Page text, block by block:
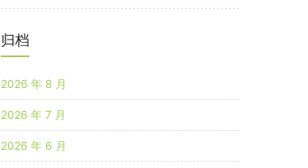
归档
2026 年 8 月
2026 年 7 月
2026 年 6 月